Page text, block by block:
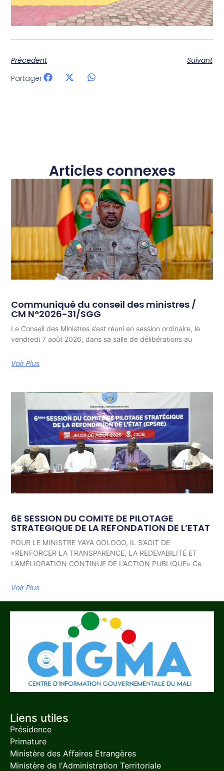
Précedent
Suivant
Partager
Articles connexes
Communiqué du conseil des ministres /
CM N°2026-31/SGG
Le Conseil des Ministres s’est réuni en session ordinaire, le
vendredi 7 août 2026, dans sa salle de délibérations au
Voir Plus
6E SESSION DU COMITE DE PILOTAGE
STRATEGIQUE DE LA REFONDATION DE L’ETAT
POUR LE MINISTRE YAYA GOLOGO, IL S’AGIT DE
«RENFORCER LA TRANSPARENCE, LA REDEVABILITÉ ET
L’AMÉLIORATION CONTINUE DE L’ACTION PUBLIQUE» Ce
Voir Plus
Liens utiles
Présidence
Primature
Ministère des Affaires Etrangères
Ministère de l'Administration Territoriale